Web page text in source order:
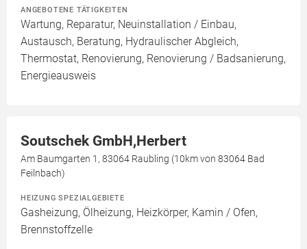
ANGEBOTENE TÄTIGKEITEN
Wartung, Reparatur, Neuinstallation / Einbau,
Austausch, Beratung, Hydraulischer Abgleich,
Thermostat, Renovierung, Renovierung / Badsanierung,
Energieausweis
Soutschek GmbH,Herbert
Am Baumgarten 1, 83064 Raubling (10km von 83064 Bad
Feilnbach)
HEIZUNG SPEZIALGEBIETE
Gasheizung, Ölheizung, Heizkörper, Kamin / Ofen,
Brennstoffzelle